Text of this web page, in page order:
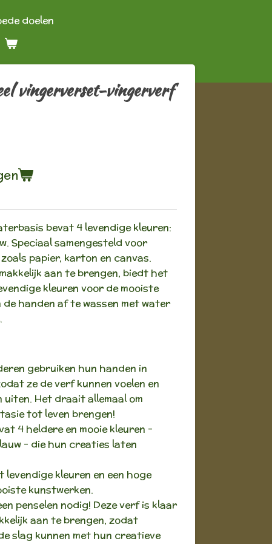
doelen
vingerverset-vingerverf
bevat 4 levendige kleuren:
Speciaal samengesteld voor
papier, karton en canvas.
aan te brengen, biedt het
kleuren voor de mooiste
de handen af te wassen met water
gebruiken hun handen in
ze de verf kunnen voelen en
uiten. Het draait allemaal om
tot leven brengen!
4 heldere en mooie kleuren -
- die hun creaties laten
kleuren en een hoge
kunstwerken.
penselen nodig! Deze verf is klaar
aan te brengen, zodat
slag kunnen met hun creatieve